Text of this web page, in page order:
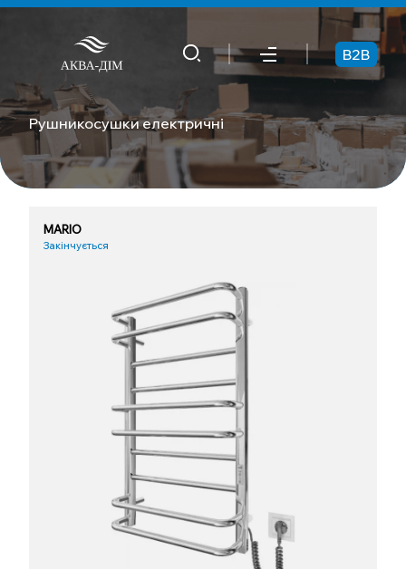
B2B
Рушникосушки електричні
MARIO
Закінчується